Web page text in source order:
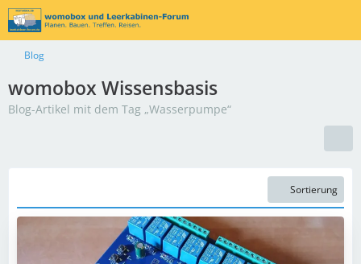
Blog
womobox Wissensbasis
Blog-Artikel mit dem Tag „Wasserpumpe“
Sortierung